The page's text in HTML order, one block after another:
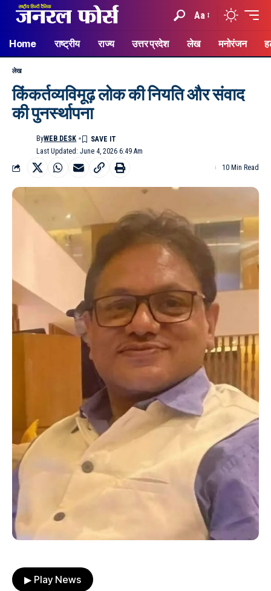
Aa
Home राष्ट्रीय राज्य उत्तर प्रदेश लेख मनोरंजन
लेख
किंकर्तव्यविमूढ़ लोक की नियति और संवाद
की पुनर्स्थापना
Last Updated: June 4, 2026 6:49 Am
ByWEB DESK
10 Min Read
▶ Play News